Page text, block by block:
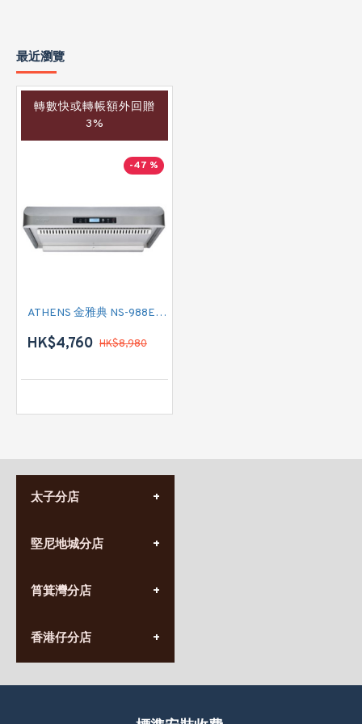
最近瀏覽
轉數快或轉帳額外回贈
3%
-47 %
ATHENS 金雅典 NS-988EH 標準抽油煙機
HK$4,760 HK$8,980
太子分店
營業時間:
九龍太子太子道西141號
堅尼地城分店
營業時間:
香港堅尼地城卑路乍街
(堅尼地城地鐵站B出口)
筲箕灣分店
營業時間:
(10:00am-20:30pm)
香港仔分店
營業時間: